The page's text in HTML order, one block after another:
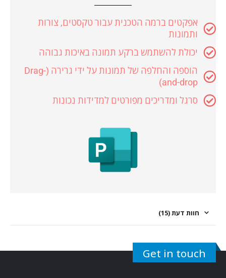
אפקטים ברמה הטכנית עבור טקסטים, צורות
ותמונות
יכולת להשתמש ברקע תמונה באיכות גבוהה
הוספה והחלפה של תמונות על ידי גרירה (Drag-
and-drop)
סרגל ומדריכים מפורטים למדידות נכונות
חוות דעת (15)
Get in touch